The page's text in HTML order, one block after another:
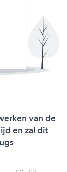
van de
en zal dit